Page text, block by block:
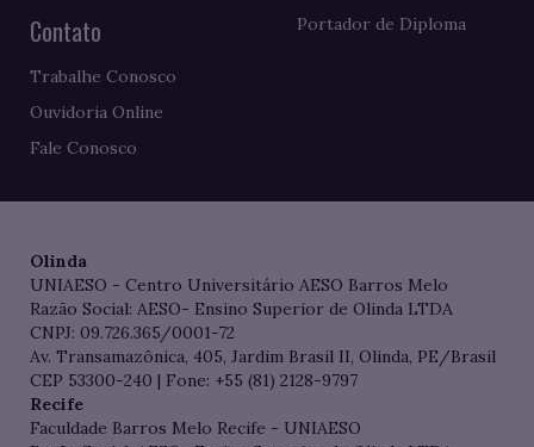
Contato
Trabalhe Conosco
Ouvidoria Online
Fale Conosco
Portador de Diploma
Olinda
UNIAESO - Centro Universitário AESO Barros Melo
Razão Social: AESO- Ensino Superior de Olinda LTDA
CNPJ: 09.726.365/0001-72
Av. Transamazônica, 405, Jardim Brasil II, Olinda, PE/Brasil
CEP 53300-240 | Fone: +55 (81) 2128-9797
Recife
Faculdade Barros Melo Recife - UNIAESO